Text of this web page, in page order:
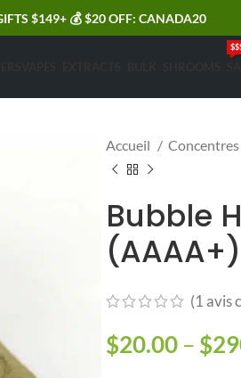
$149+ 💰 $20 OFF: CANADA20
Accueil Concentres
Bubble
(AAAA+)
(1avis
$20.00 – $